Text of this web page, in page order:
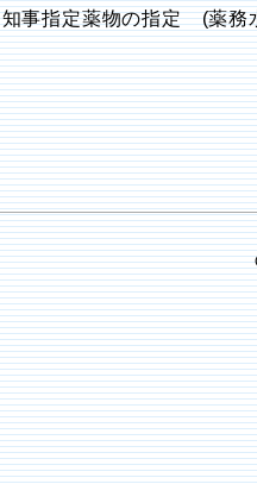
知事指定薬物の指定 (薬務